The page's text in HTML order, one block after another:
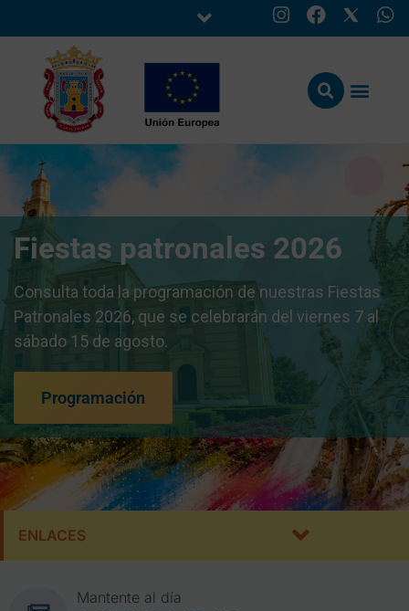
Fiestas patronales 2026
Consulta toda la programación de nuestras Fiestas
Patronales 2026, que se celebrarán del viernes 7 al
sábado 15 de agosto.
Programación
ENLACES
Mantente al día